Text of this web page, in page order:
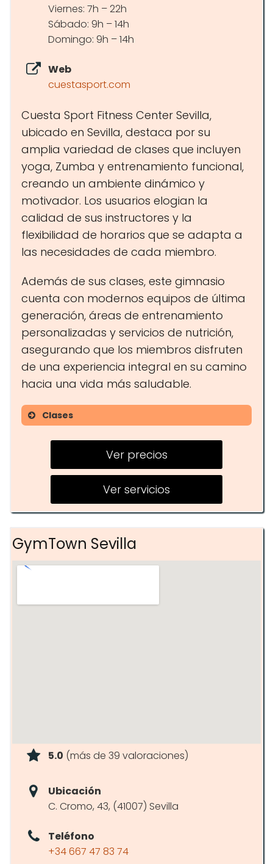
Viernes: 7h – 22h
Sábado: 9h – 14h
Domingo: 9h – 14h
Web
cuestasport.com
Cuesta Sport Fitness Center Sevilla,
ubicado en Sevilla, destaca por su
amplia variedad de clases que incluyen
yoga, Zumba y entrenamiento funcional,
creando un ambiente dinámico y
motivador. Los usuarios elogian la
calidad de sus instructores y la
flexibilidad de horarios que se adapta a
las necesidades de cada miembro.
Además de sus clases, este gimnasio
cuenta con modernos equipos de última
generación, áreas de entrenamiento
personalizadas y servicios de nutrición,
asegurando que los miembros disfruten
de una experiencia integral en su camino
hacia una vida más saludable.
Clases
Yoga
Entrenamiento funcional
Ver precios
Ver servicios
GymTown Sevilla
5.0 (más de 39 valoraciones)
Ubicación
C. Cromo, 43, (41007) Sevilla
Teléfono
+34 667 47 83 74